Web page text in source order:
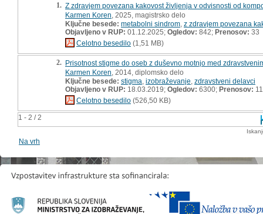
1 - 2 / 2
1. Z zdravjem povezana kakovost življenja v odvisnosti od
Karmen Koren , 2025, magistrsko delo
Ključne besede: metabolni sindrom z zdravjem povezana
Objavljeno v RUP: 01.12.2025; Ogledov: 842; Prenosov: 33
Celotno besedilo (1,51 MB)
2. Prisotnost stigme do oseb z duševno motnjo med
Karmen Koren , 2014, diplomsko delo
Ključne besede: stigma izobraževanje zdravstveni delavci
Objavljeno v RUP: 18.03.2019; Ogledov: 6300; Prenosov:
Celotno besedilo (526,50 KB)
Na vrh